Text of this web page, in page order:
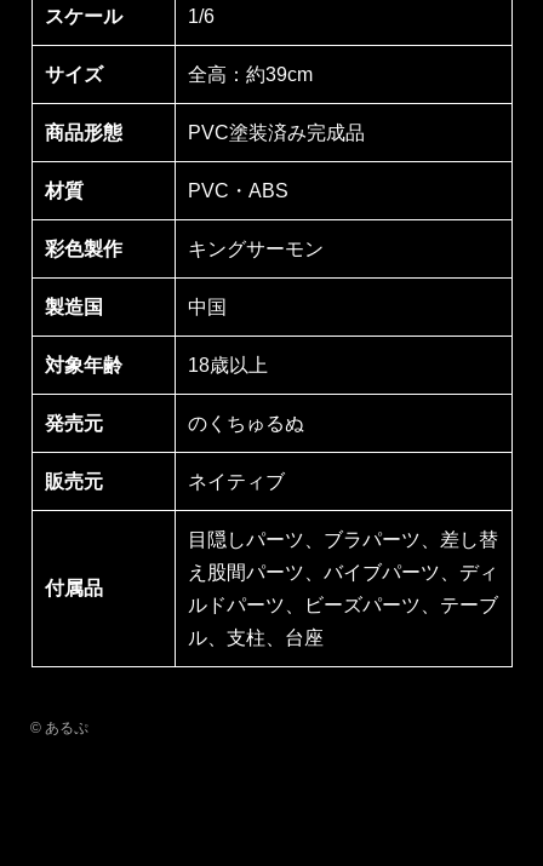
スケール 1/6
サイズ 全高：約39cm
商品形態 PVC塗装済み完成品
材質 PVC・ABS
彩色製作 キングサーモン
製造国 中国
対象年齢 18歳以上
発売元 のくちゅるぬ
販売元 ネイティブ
付属品
目隠しパーツ、ブラパーツ、差し替
え股間パーツ、バイブパーツ、ディ
ルドパーツ、ビーズパーツ、テーブ
ル、支柱、台座
© あるぷ